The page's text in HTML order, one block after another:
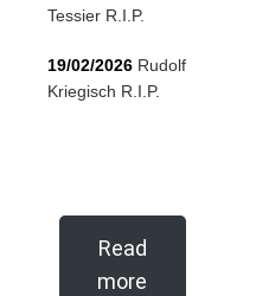
Tessier R.I.P.
19/02/2026 Rudolf
Kriegisch R.I.P.
Read
more